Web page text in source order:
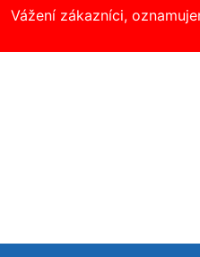
Vážení zákazníci,